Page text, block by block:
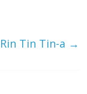
Tin Tin-a →